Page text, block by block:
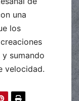
una
los
sumando
velocidad.